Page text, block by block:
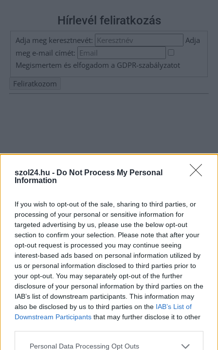
szol24.hu - Do Not Process My Personal
Information
If you wish to opt-out of the sale, sharing to third parties, or
processing of your personal or sensitive information for
targeted advertising by us, please use the below opt-out
section to confirm your selection. Please note that after your
opt-out request is processed you may continue seeing
interest-based ads based on personal information utilized by
us or personal information disclosed to third parties prior to
your opt-out. You may separately opt-out of the further
disclosure of your personal information by third parties on the
IAB’s list of downstream participants. This information may
also be disclosed by us to third parties on the IAB’s List of
Downstream Participants that may further disclose it to other
Please note that this website/app uses one or more Google
Personal Data Processing Opt Outs
Hírlevél feliratkozás
Adja meg keresztnevét:
Adja
meg e-mail címét:
Megismertem és elfogadom a GDPR-szabályzatot
a hazai turizmusról
A Tisza Párt Dr. Baka Andrást jelöli köztársasági elnöknek
Óriási, több mint két méteres harcsát fogott a Tiszán a 13 éves
fiú (VIDEÓVAL)
Hétfőn kezdik, csütörtökön végeznek – lezárás miatt
fennakadásokra és pótlóbuszos közlekedésre számítsunk az
egyik Jász-Nagykun-Szolnok megyei vasútvonalon
Visszaszámlálás indul: -1, 0, Sziget!
Magyarország jobban látszik közelről – heti médiaszemle a
független helyi sajtóból